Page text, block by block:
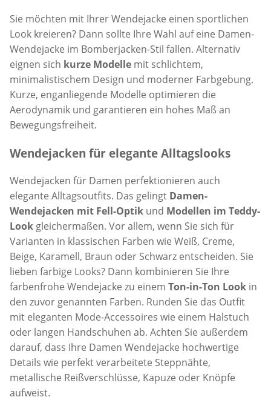
Sie möchten mit Ihrer Wendejacke einen sportlichen
Look kreieren? Dann sollte Ihre Wahl auf eine Damen-
Wendejacke im Bomberjacken-Stil fallen. Alternativ
eignen sich kurze Modelle mit schlichtem,
minimalistischem Design und moderner Farbgebung.
Kurze, enganliegende Modelle optimieren die
Aerodynamik und garantieren ein hohes Maß an
Bewegungsfreiheit.
Wendejacken für elegante Alltagslooks
Wendejacken für Damen perfektionieren auch
elegante Alltagsoutfits. Das gelingt Damen-
Wendejacken mit Fell-Optik und Modellen im Teddy-
Look gleichermaßen. Vor allem, wenn Sie sich für
Varianten in klassischen Farben wie Weiß, Creme,
Beige, Karamell, Braun oder Schwarz entscheiden. Sie
lieben farbige Looks? Dann kombinieren Sie Ihre
farbenfrohe Wendejacke zu einem Ton-in-Ton Look in
den zuvor genannten Farben. Runden Sie das Outfit
mit eleganten Mode-Accessoires wie einem Halstuch
oder langen Handschuhen ab. Achten Sie außerdem
darauf, dass Ihre Damen Wendejacke hochwertige
Details wie perfekt verarbeitete Steppnähte,
metallische Reißverschlüsse, Kapuze oder Knöpfe
aufweist.